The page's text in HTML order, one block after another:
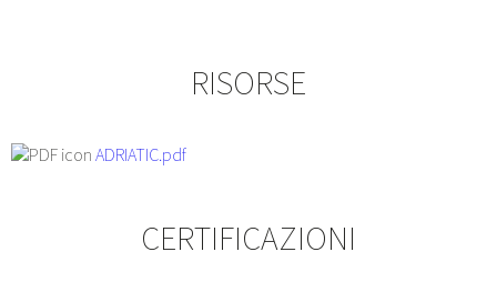
RISORSE
ADRIATIC.pdf
CERTIFICAZIONI